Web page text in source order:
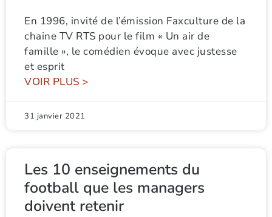
En 1996, invité de l’émission Faxculture de la
chaine TV RTS pour le film « Un air de
famille », le comédien évoque avec justesse
et esprit
VOIR PLUS >
31 janvier 2021
Les 10 enseignements du
football que les managers
doivent retenir